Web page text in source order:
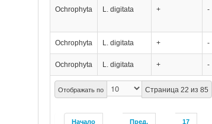
Отображать по Страница 22 из 85
Начало Пред. 17
Ochrophyta L. digitata + -
Ochrophyta L. digitata + -
Ochrophyta L. digitata + -